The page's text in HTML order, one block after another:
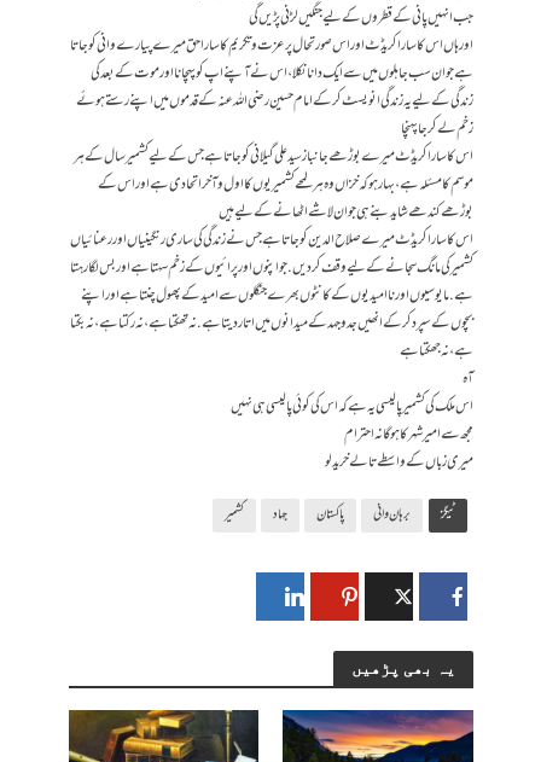
جب انہیں پانی کے قطروں کے لیے جنگیں لڑنی پڑیں گی
اور ہاں اس کا سارا کریڈٹ اور اس صورتحال پر عزت و تکریم کا سارا حق میرے پیارے وانی کو جاتا
ہے جو ان سب جاہلوں میں سے ایک دانا نکلا، اس نے آپنے اپ کو پہچانا اور موت کے بعد کی
زندگی کے لیے یہ زندگی انویسٹ کر کے امام حسین رضی اللہ عنہ کے قدموں میں اپنے رستے ہوئے
زخم لے کر جا پہنچا
اس کا سارا کریڈٹ میرے بوڑھے جانباز سید علی گیلانی کو جاتا ہے جس کے لیے کشمیر سال کے ہر
موسم کا مسئلہ ہے، بہار ہو کہ خزاں وہ ہر لمحے کشمیر یوں کا اول و آخر اتحادی ہے اور اس کے
بوڑھے کندھے شاید بنے ہی جوان لاشے اٹھانے کے لیے ہیں
اس کا سارا کریڈٹ میرے صلاح الدین کو جاتا ہے جس نے زندگی کی ساری رنگینیاں اور رعنائیاں
کشمیر کی مانگ سجانے کے لیے وقف کر دیں. جو اپنوں اور پرائیوں کے زخم سہتا ہے اور بس لگا رہتا
ہے. مایوسیوں اور نا امیدیوں کے کانٹوں بھرے جنگلوں سے امید کے پھول چنتا ہے اور اپنے
بچوں کے سپرد کر کے انھیں جدو جہد کے میدانوں میں اتار دیتا ہے. نہ تھکتا ہے، نہ رکتا ہے، نہ بکتا
ہے، نہ جھکتا ہے
آہ
اس ملک کی کشمیر پالیسی یہ ہے کہ اس کی کوئی پالیسی ہی نہیں
مجھ سے امیر شہر کا ہوگا نہ احترام
میری زباں کے واسطے تالے خرید لو
ٹیگز برہان وانی پاکستان جہاد کشمیر
یہ بھی پڑھیں